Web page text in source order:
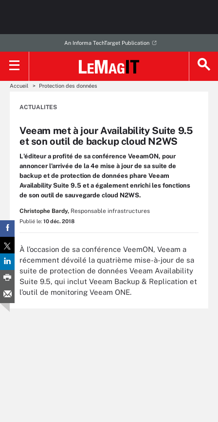
An Informa TechTarget Publication
Accueil Protection des données
ACTUALITES
Veeam met à jour Availability Suite 9.5
et son outil de backup cloud N2WS
L'éditeur a profité de sa conférence VeeamON, pour
annoncer l'arrivée de la 4e mise à jour de sa suite de
backup et de protection de données phare Veeam
Availability Suite 9.5 et a également enrichi les fonctions
de son outil de sauvegarde cloud N2WS.
Christophe Bardy, Responsable infrastructures
Publié le: 10 déc. 2018
À l’occasion de sa conférence VeemON, Veeam a
récemment dévoilé la quatrième mise-à-jour de sa
suite de protection de données Veeam Availability
Suite 9.5, qui inclut Veeam Backup & Replication et
l’outil de monitoring Veeam ONE.